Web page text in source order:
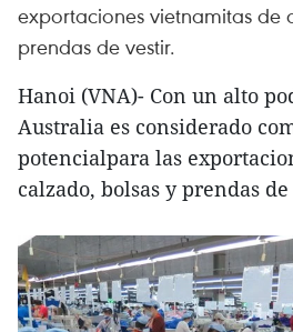
exportaciones vietnamitas de
prendas de vestir.
Hanoi (VNA)- Con un alto
Australia es considerado
potencialpara las
calzado, bolsas y prendas